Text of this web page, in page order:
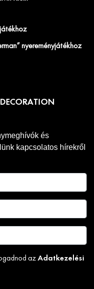
játékhoz
nyereményjátékhoz
DECORATION
és
kapcsolatos hírekről
az Adatkezelési